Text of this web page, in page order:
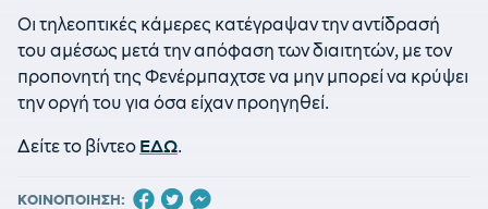
Οι τηλεοπτικές κάμερες κατέγραψαν την αντίδρασή
του αμέσως μετά την απόφαση των διαιτητών, με τον
προπονητή της Φενέρμπαχτσε να μην μπορεί να κρύψει
την οργή του για όσα είχαν προηγηθεί.
Δείτε το βίντεο ΕΔΩ.
ΚΟΙΝΟΠΟΙΗΣΗ: